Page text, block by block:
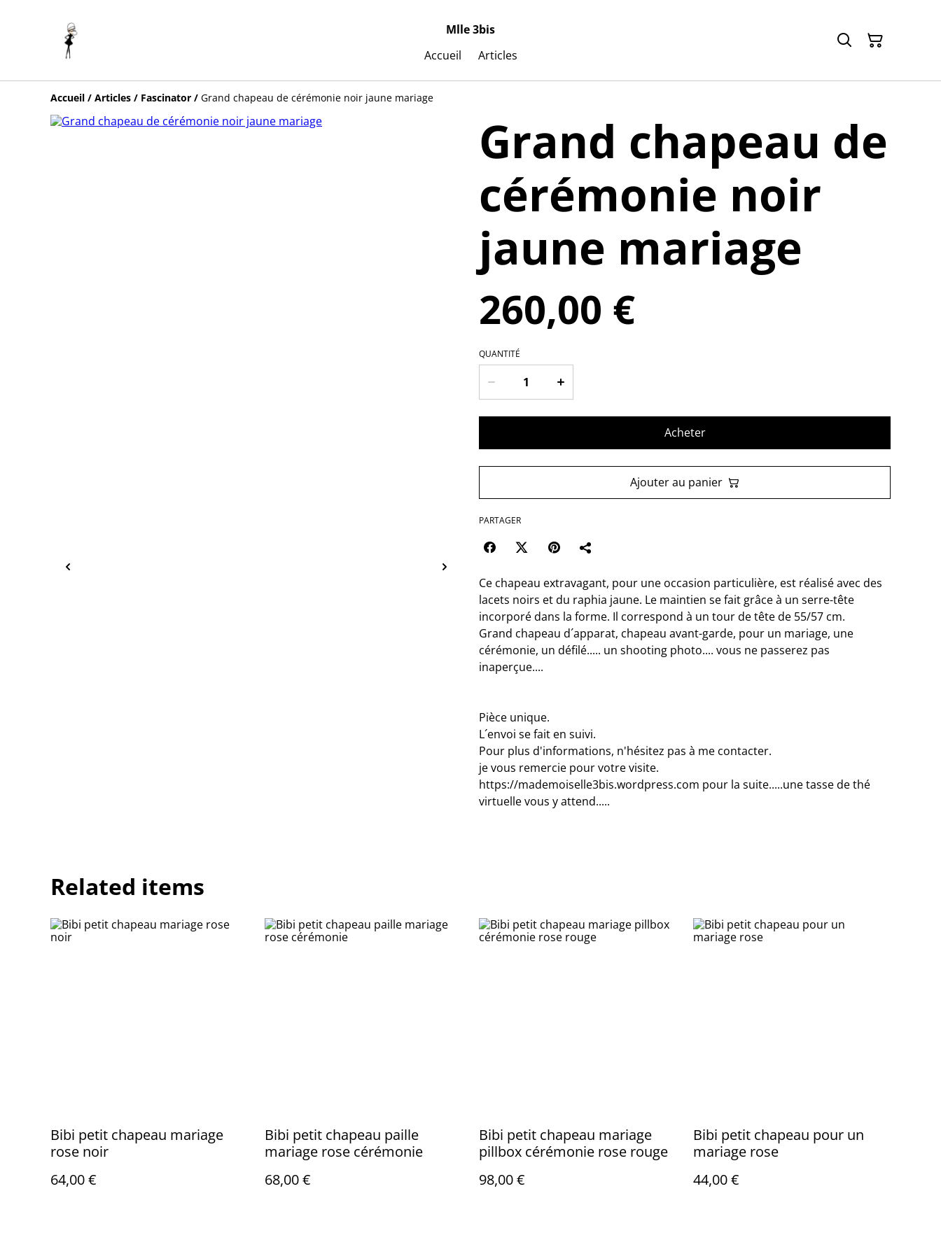
Mlle 3bis
Accueil
Articles
Accueil / Articles / Fascinator / Grand chapeau de cérémonie noir jaune mariage
Grand chapeau de
cérémonie noir
jaune mariage
260,00 €
QUANTITÉ
Acheter
Ajouter au panier
PARTAGER
Ce chapeau extravagant, pour une occasion particulière, est réalisé avec des
lacets noirs et du raphia jaune. Le maintien se fait grâce à un serre-tête
incorporé dans la forme. Il correspond à un tour de tête de 55/57 cm.
Grand chapeau d´apparat, chapeau avant-garde, pour un mariage, une
cérémonie, un défilé..... un shooting photo.... vous ne passerez pas
inaperçue....
Pièce unique.
L´envoi se fait en suivi.
Pour plus d'informations, n'hésitez pas à me contacter.
je vous remercie pour votre visite.
https://mademoiselle3bis.wordpress.com pour la suite.....une tasse de thé
virtuelle vous y attend.....
Related items
Bibi petit chapeau mariage
rose noir
64,00 €
Bibi petit chapeau paille
mariage rose cérémonie
68,00 €
Bibi petit chapeau mariage
pillbox cérémonie rose rouge
98,00 €
Bibi petit chapeau pour un
mariage rose
44,00 €